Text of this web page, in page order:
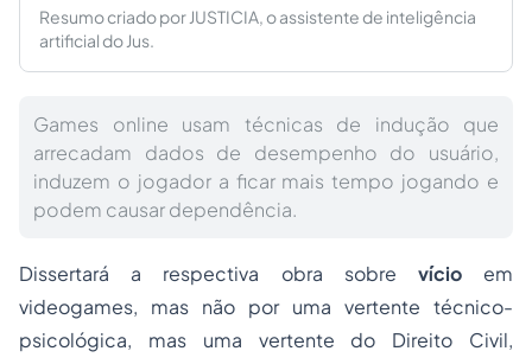
Resumo criado por JUSTICIA, o assistente de inteligência
artificial do Jus.
Games online usam técnicas de indução que
arrecadam dados de desempenho do usuário,
induzem o jogador a ficar mais tempo jogando e
podem causar dependência.
Dissertará a respectiva obra sobre vícioem
videogames, mas não por uma vertente técnico-
psicológica, mas uma vertente do Direito Civil,